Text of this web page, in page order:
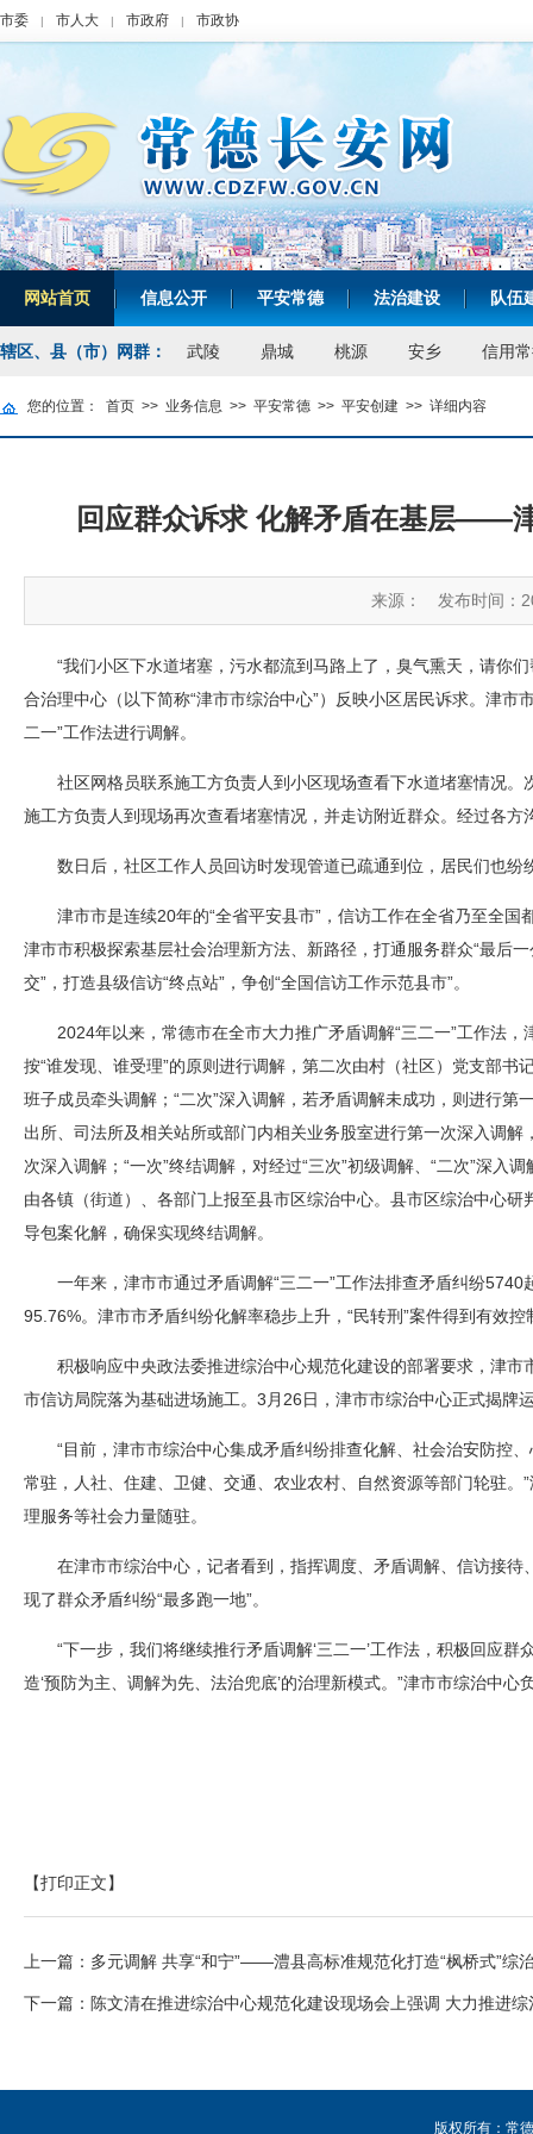
市委 | 市人大 | 市政府 | 市政协
网站首页 | 信息公开 | 平安常德 | 法治建设 | 队伍
辖区、县（市）网群： 武陵 鼎城 桃源 安乡 信用
您的位置： 首页 >> 业务信息 >> 平安常德 >> 平安创建 >> 详细内容
回应群众诉求 化解矛盾在基层——
来源： 发布时间：
“我们小区下水道堵塞，污水都流到马路上了，臭气熏天，请你
合治理中心（以下简称“津市市综治中心”）反映小区居民诉求。津
二一”工作法进行调解。
社区网格员联系施工方负责人到小区现场查看下水道堵塞情况
施工方负责人到现场再次查看堵塞情况，并走访附近群众。经过各方
数日后，社区工作人员回访时发现管道已疏通到位，居民们也
津市市是连续20年的“全省平安县市”，信访工作在全省乃至全
津市市积极探索基层社会治理新方法、新路径，打通服务群众“最后
交”，打造县级信访“终点站”，争创“全国信访工作示范县市”。
2024年以来，常德市在全市大力推广矛盾调解“三二一”工作法
按“谁发现、谁受理”的原则进行调解，第二次由村（社区）党支部
班子成员牵头调解；“二次”深入调解，若矛盾调解未成功，则进行
出所、司法所及相关站所或部门内相关业务股室进行第一次深入调
次深入调解；“一次”终结调解，对经过“三次”初级调解、“二次”深
由各镇（街道）、各部门上报至县市区综治中心。县市区综治中心
导包案化解，确保实现终结调解。
一年来，津市市通过矛盾调解“三二一”工作法排查矛盾纠纷
95.76%。津市市矛盾纠纷化解率稳步上升，“民转刑”案件得到有效
积极响应中央政法委推进综治中心规范化建设的部署要求，津
市信访局院落为基础进场施工。3月26日，津市市综治中心正式揭牌
“目前，津市市综治中心集成矛盾纠纷排查化解、社会治安防控
常驻，人社、住建、卫健、交通、农业农村、自然资源等部门轮驻
理服务等社会力量随驻。
在津市市综治中心，记者看到，指挥调度、矛盾调解、信访接
现了群众矛盾纠纷“最多跑一地”。
“下一步，我们将继续推行矛盾调解‘三二一’工作法，积极回应
造‘预防为主、调解为先、法治兜底’的治理新模式。”津市市综治中心
【打印正文】
上一篇： 多元调解 共享“和宁”——澧县高标准规范化打造“枫桥式”综
下一篇： 陈文清在推进综治中心规范化建设现场会上强调 大力推进
版权所有：常